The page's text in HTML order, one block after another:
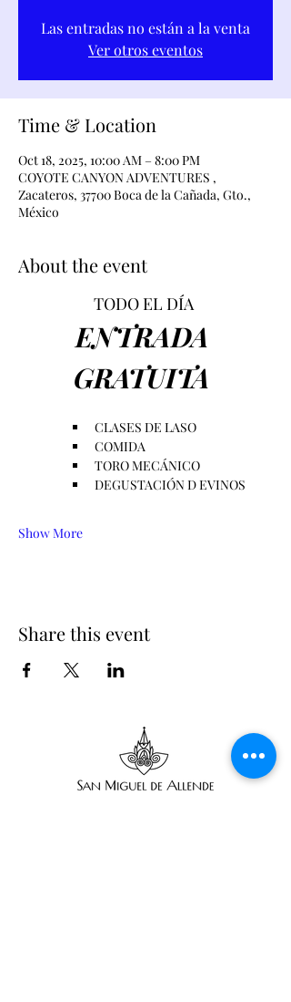
Las entradas no están a la venta
Ver otros eventos
Time & Location
Oct 18, 2025, 10:00 AM – 8:00 PM
COYOTE CANYON ADVENTURES ,
Zacateros, 37700 Boca de la Cañada, Gto.,
México
About the event
TODO EL DÍA
ENTRADA
GRATUITA
COMIDA
TORO MECÁNICO
DEGUSTACIÓN D EVINOS
Show More
Share this event